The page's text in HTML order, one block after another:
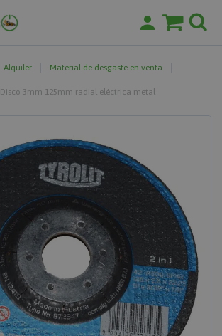
Alquiler Material de desgaste en venta
Disco 3mm 125mm radial eléctrica metal